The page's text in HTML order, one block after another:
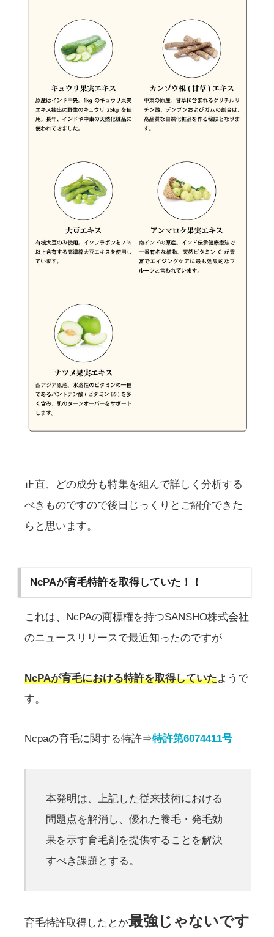
正直、どの成分も特集を組んで詳しく分析する
べきものですので後日じっくりとご紹介できた
らと思います。
NcPAが育毛特許を取得していた！！
これは、NcPAの商標権を持つSANSHO株式会社
のニュースリリースで最近知ったのですが
NcPAが育毛における特許を取得していたようで
す。
Ncpaの育毛に関する特許⇒特許第6074411号
本発明は、上記した従来技術における
問題点を解消し、優れた養毛・発毛効
果を示す育毛剤を提供することを解決
すべき課題とする。
育毛特許取得したとか最強じゃないです